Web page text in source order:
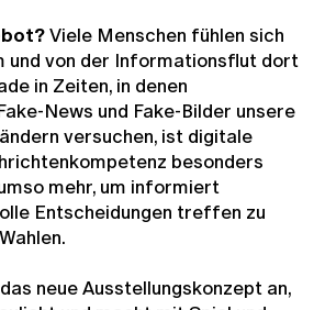
Viele Menschen fühlen sich
und von der Informationsflut dort
in Zeiten, in denen
News und Fake-Bilder unsere
versuchen, ist digitale
besonders
mehr, um informiert
Entscheidungen treffen zu
neue Ausstellungskonzept an,